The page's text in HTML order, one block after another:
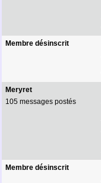
Membre désinscrit
Meryret
105 messages postés
Membre désinscrit